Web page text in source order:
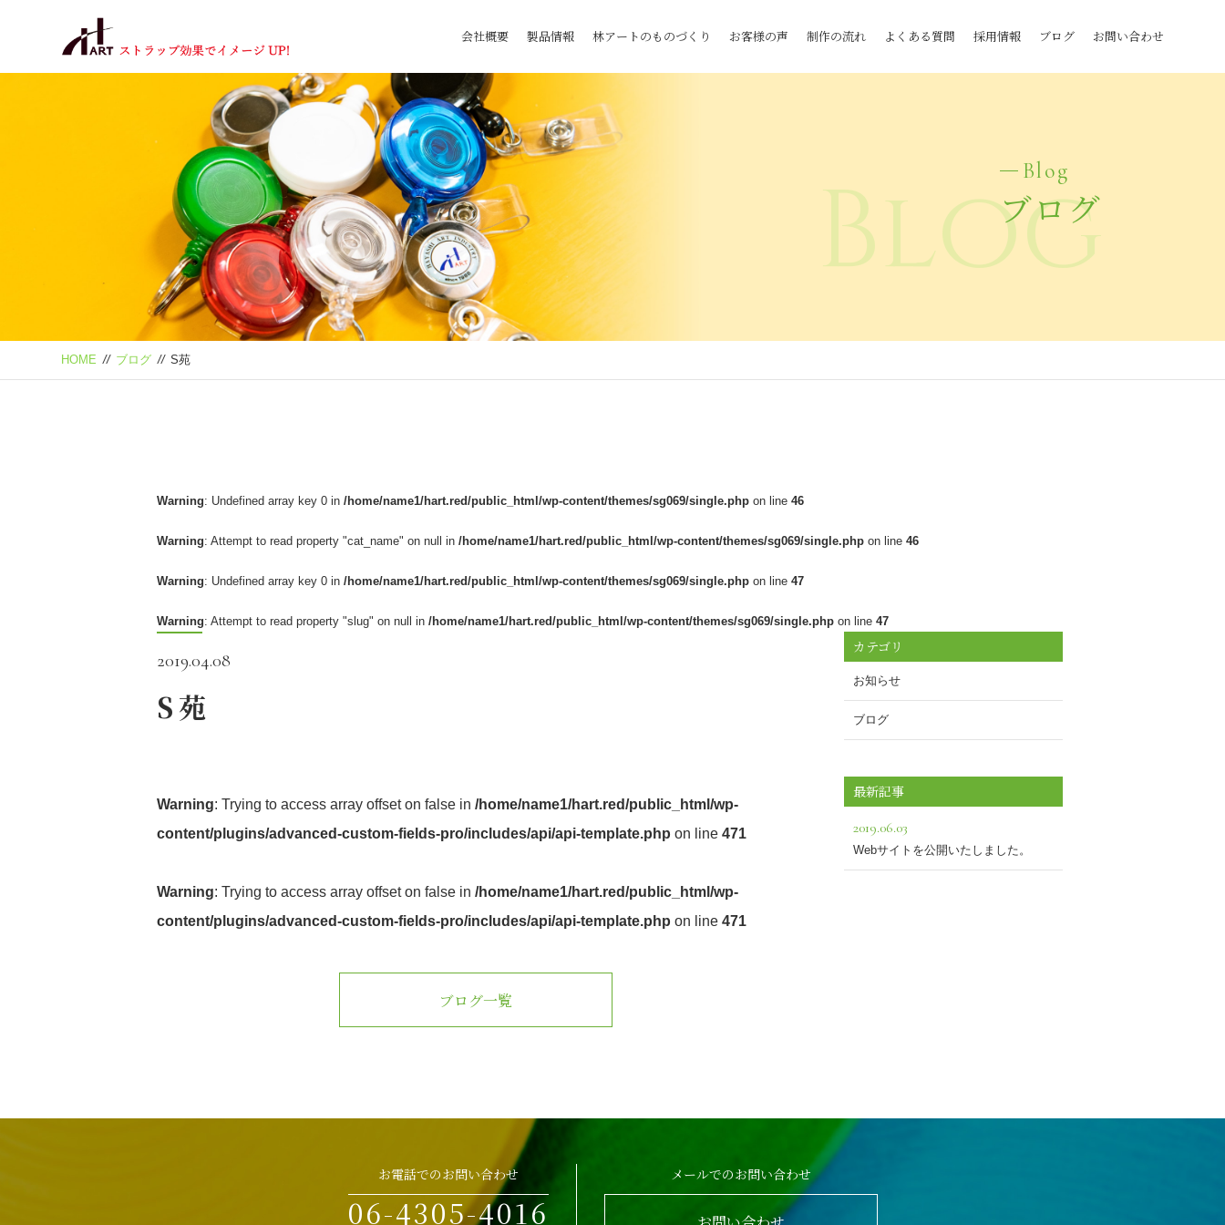
会社概要 製品情報 林アートのものづくり お客様の声 制作の流れ よくある質問 採用情報 ブログ お問い合わせ
Blog
ブログ
Blog
HOME // ブログ // S苑
Warning: Undefined array key 0 in /home/name1/hart.red/public_html/wp-content/themes/sg069/single.php on line 46
Warning: Attempt to read property "cat_name" on null in /home/name1/hart.red/public_html/wp-content/themes/sg069/single.php on line 46
Warning: Undefined array key 0 in /home/name1/hart.red/public_html/wp-content/themes/sg069/single.php on line 47
Warning: Attempt to read property "slug" on null in /home/name1/hart.red/public_html/wp-content/themes/sg069/single.php on line 47
2019.04.08
S苑
Warning: Trying to access array offset on false in /home/name1/hart.red/public_html/wp-
content/plugins/advanced-custom-fields-pro/includes/api/api-template.php on line 471
Warning: Trying to access array offset on false in /home/name1/hart.red/public_html/wp-
content/plugins/advanced-custom-fields-pro/includes/api/api-template.php on line 471
ブログ一覧
カテゴリ
お知らせ
ブログ
最新記事
2019.06.03
Webサイトを公開いたしました。
お電話でのお問い合わせ
06-4305-4016
メールでのお問い合わせ